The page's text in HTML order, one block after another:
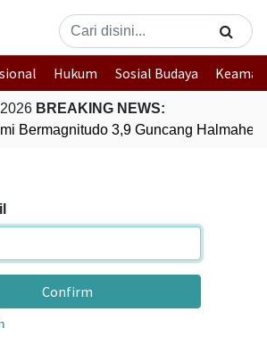
Hukum Sosial Budaya
BREAKING NEWS:
Bermagnitudo 3,9 Guncang
Confirm